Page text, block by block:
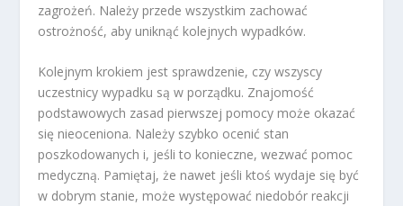
zagrożeń. Należy przede wszystkim zachować
ostrożność, aby uniknąć kolejnych wypadków.
Kolejnym krokiem jest sprawdzenie, czy wszyscy
uczestnicy wypadku są w porządku. Znajomość
podstawowych zasad pierwszej pomocy może okazać
się nieoceniona. Należy szybko ocenić stan
poszkodowanych i, jeśli to konieczne, wezwać pomoc
medyczną. Pamiętaj, że nawet jeśli ktoś wydaje się być
w dobrym stanie, może występować niedobór reakcji